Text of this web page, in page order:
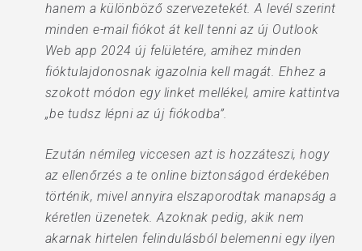
hanem a különböző szervezetekét. A levél szerint
minden e-mail fiókot át kell tenni az új Outlook
Web app 2024 új felületére, amihez minden
fióktulajdonosnak igazolnia kell magát. Ehhez a
szokott módon egy linket mellékel, amire kattintva
„be tudsz lépni az új fiókodba”.
Ezután némileg viccesen azt is hozzáteszi, hogy
az ellenőrzés a te online biztonságod érdekében
történik, mivel annyira elszaporodtak manapság a
kéretlen üzenetek. Azoknak pedig, akik nem
akarnak hirtelen felindulásból belemenni egy ilyen